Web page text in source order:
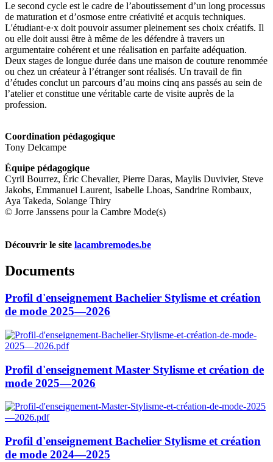
Le second cycle est le cadre de l’aboutissement d’un long processus
de maturation et d’osmose entre créativité et acquis techniques.
L'étudiant·e·x doit pouvoir assumer pleinement ses choix créatifs. Il
ou elle doit aussi être à même de les défendre à travers un
argumentaire cohérent et une réalisation en parfaite adéquation.
Deux stages de longue durée dans une maison de couture renommée
ou chez un créateur à l’étranger sont réalisés. Un travail de fin
d’études conclut un parcours d’au moins cinq ans passés au sein de
l’atelier et constitue une véritable carte de visite auprès de la
profession.
Coordination pédagogique
Tony Delcampe
Équipe pédagogique
Cyril Bourrez, Éric Chevalier, Pierre Daras, Maylis Duvivier, Steve
Jakobs, Emmanuel Laurent, Isabelle Lhoas, Sandrine Rombaux,
Aya Takeda, Solange Thiry
© Jorre Janssens pour la Cambre Mode(s)
Découvrir le site lacambremodes.be
Documents
Profil d'enseignement Bachelier Stylisme et création
de mode 2025—2026
Profil d'enseignement Master Stylisme et création de
mode 2025—2026
Profil d'enseignement Bachelier Stylisme et création
de mode 2024—2025